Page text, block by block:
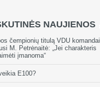
NAUJIENOS
čempionių titulą VDU komandai
M. Petrėnaitė: „Jei charakteris
įmanoma“
E100?